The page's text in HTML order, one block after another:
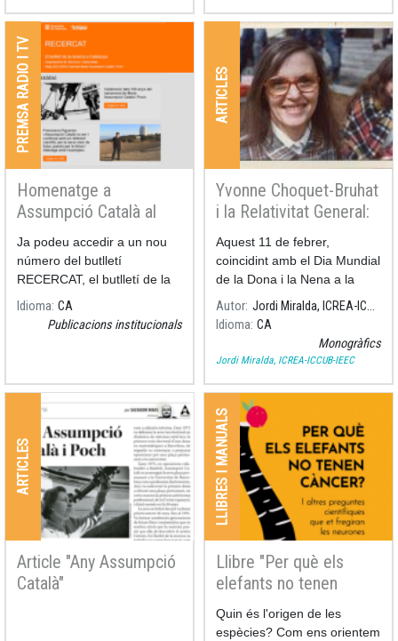
PREMSA RADIO I TV
Homenatge a
Assumpció Català al
butlletí RECERCAT
Ja podeu accedir a un nou
número del butlletí
RECERCAT, el butlletí de la
recerca a Catalunya, aquest
mes dedicat a commemorar
Idioma CA
Publicacions institucionals
ARTICLES
Yvonne Choquet-Bruhat
i la Relativitat General:
La Fructificació de la
Relació entre
Matemàtiques i Física
Aquest 11 de febrer,
coincidint amb el Dia Mundial
de la Dona i la Nena a la
Ciència, ens va deixar una
gran científica i matemàtica:
Yvonne Choquet-Bruhat.
Autor
Jordi Miralda, ICREA-ICCUB-IEEC
Idioma CA
Monogràfics
Jordi Miralda, ICREA-ICCUB-IEEC
ARTICLES
Article "Any Assumpció
Català"
LLIBRES I MANUALS
Llibre "Per què els
elefants no tenen
càncer"
Quin és l'origen de les
espècies? Com ens orientem